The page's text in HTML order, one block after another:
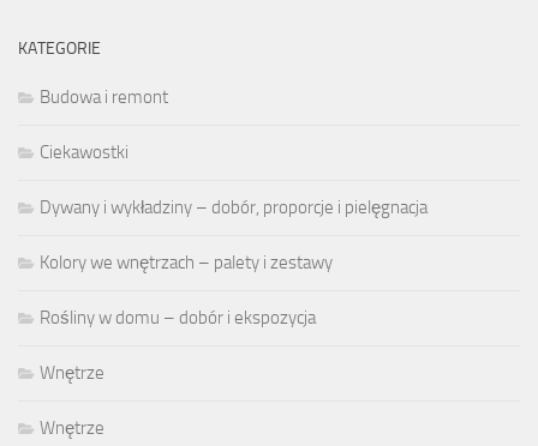
KATEGORIE
Budowa i remont
Ciekawostki
Dywany i wykładziny – dobór, proporcje i pielęgnacja
Kolory we wnętrzach – palety i zestawy
Rośliny w domu – dobór i ekspozycja
Wnętrze
Wnętrze